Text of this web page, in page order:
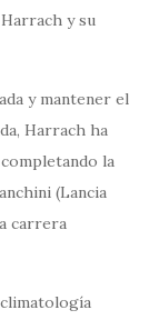
y su
y mantener el
Harrach ha
la
(Lancia
carrera